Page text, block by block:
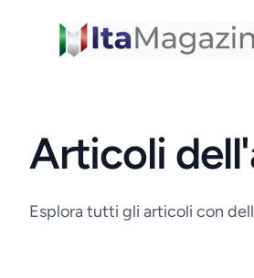
ItaMagazine
Articoli
Esplora tutti gli articoli con